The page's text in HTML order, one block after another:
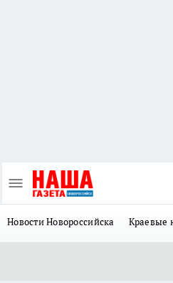
Новости Новороссийска Краевые